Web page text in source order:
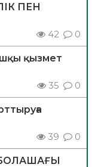
ПЕН
42 0
қызмет
35 0
39 0